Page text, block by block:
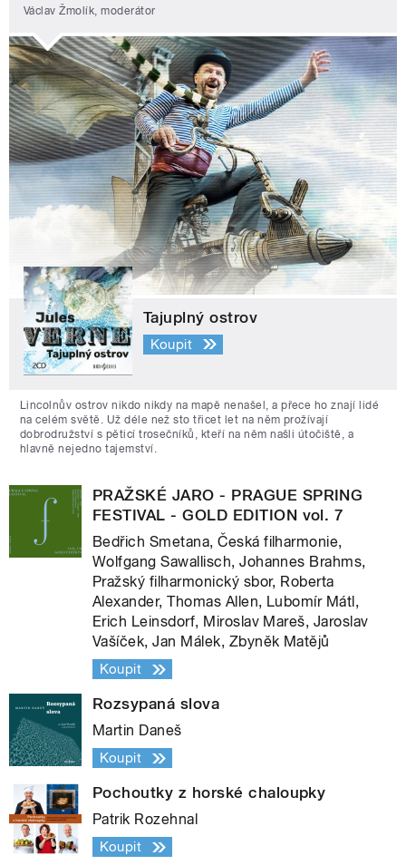
Václav Žmolík, moderátor
Tajuplný ostrov
Koupit
Lincolnův ostrov nikdo nikdy na mapě nenašel, a přece ho znají lidé
na celém světě. Už déle než sto třicet let na něm prožívají
dobrodružství s pěticí trosečníků, kteří na něm našli útočiště, a
hlavně nejedno tajemství.
PRAŽSKÉ JARO - PRAGUE SPRING
FESTIVAL - GOLD EDITION vol. 7
Bedřich Smetana, Česká filharmonie,
Wolfgang Sawallisch, Johannes Brahms,
Pražský filharmonický sbor, Roberta
Alexander, Thomas Allen, Lubomír Mátl,
Erich Leinsdorf, Miroslav Mareš, Jaroslav
Vašíček, Jan Málek, Zbyněk Matějů
Koupit
Rozsypaná slova
Martin Daneš
Koupit
Pochoutky z horské chaloupky
Patrik Rozehnal
Koupit